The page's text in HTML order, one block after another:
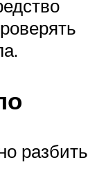
разбить